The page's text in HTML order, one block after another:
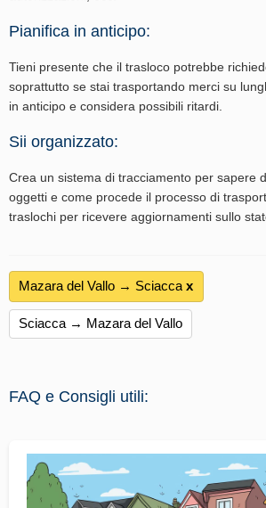
Pianifica in anticipo:
Tieni presente che il trasloco potrebbe
soprattutto se stai trasportando merci su
in anticipo e considera possibili ritardi.
Sii organizzato:
Crea un sistema di tracciamento per sapere
oggetti e come procede il processo di
traslochi per ricevere aggiornamenti sullo
Mazara del Vallo → Sciacca х
Sciacca → Mazara del Vallo
FAQ e Consigli utili: